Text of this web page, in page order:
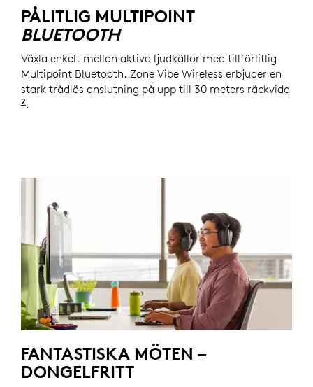
PÅLITLIG MULTIPOINT
BLUETOOTH
Växla enkelt mellan aktiva ljudkällor med tillförlitlig
Multipoint Bluetooth. Zone Vibe Wireless erbjuder en
stark trådlös anslutning på upp till 30 meters räckvidd
2 För mottagarversioner är räckvidden upp till 50 m;
.
FANTASTISKA MÖTEN –
DONGELFRITT